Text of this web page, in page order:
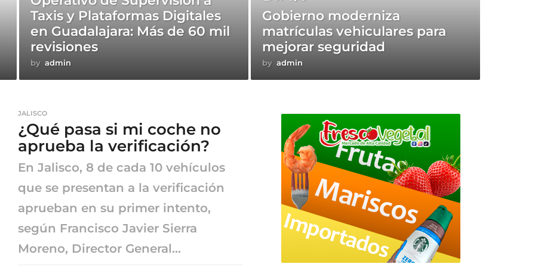
Taxis y Plataformas Digitales
en Guadalajara: Más de 60 mil
revisiones
by admin
Gobierno moderniza
matrículas vehiculares para
mejorar seguridad
by admin
JALISCO
¿Qué pasa si mi coche no
aprueba la verificación?
En Jalisco, 8 de cada 10 vehículos
que se presentan a la verificación
aprueban en su primer intento,
según Francisco Javier Sierra
Moreno, Director General...